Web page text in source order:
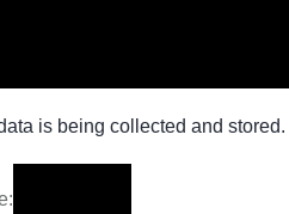
is being collected and